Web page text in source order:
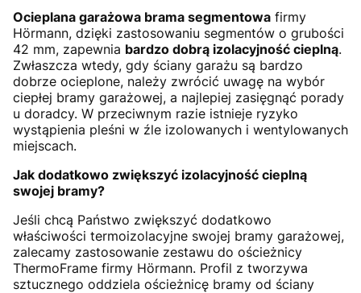
Ocieplana garażowa brama segmentowa firmy
Hörmann, dzięki zastosowaniu segmentów o grubości
42 mm, zapewnia bardzo dobrą izolacyjność cieplną.
Zwłaszcza wtedy, gdy ściany garażu są bardzo
dobrze ocieplone, należy zwrócić uwagę na wybór
ciepłej bramy garażowej, a najlepiej zasięgnąć porady
u doradcy. W przeciwnym razie istnieje ryzyko
wystąpienia pleśni w źle izolowanych i wentylowanych
miejscach.
Jak dodatkowo zwiększyć izolacyjność cieplną
swojej bramy?
Jeśli chcą Państwo zwiększyć dodatkowo
właściwości termoizolacyjne swojej bramy garażowej,
zalecamy zastosowanie zestawu do ościeżnicy
ThermoFrame firmy Hörmann. Profil z tworzywa
sztucznego oddziela ościeżnicę bramy od ściany